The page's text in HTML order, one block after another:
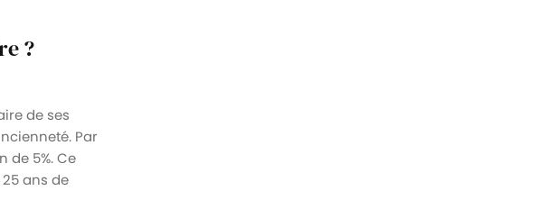
?
de ses
Par
de 5%. Ce
ans de